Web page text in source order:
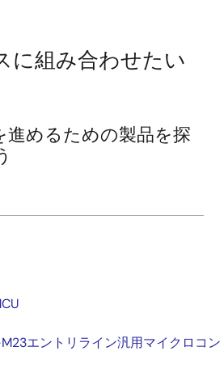
に組み合わせたい
進めるための製品を探
エントリライン汎用マイクロコン